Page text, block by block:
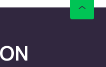
og på kontorer. De
scrapbooking og
fordi de gir en